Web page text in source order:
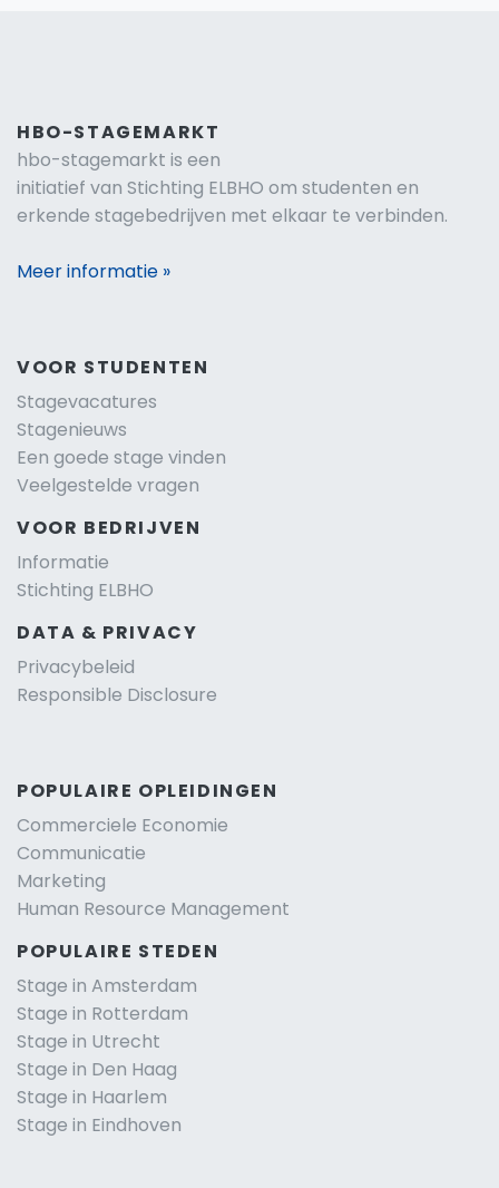
HBO-STAGEMARKT
hbo-stagemarkt is een
initiatief van Stichting ELBHO om studenten en
erkende stagebedrijven met elkaar te verbinden.
Meer informatie »
VOOR STUDENTEN
Stagevacatures
Stagenieuws
Een goede stage vinden
Veelgestelde vragen
VOOR BEDRIJVEN
Informatie
Stichting ELBHO
DATA & PRIVACY
Privacybeleid
Responsible Disclosure
POPULAIRE OPLEIDINGEN
Commerciele Economie
Communicatie
Marketing
Human Resource Management
POPULAIRE STEDEN
Stage in Amsterdam
Stage in Rotterdam
Stage in Utrecht
Stage in Den Haag
Stage in Haarlem
Stage in Eindhoven